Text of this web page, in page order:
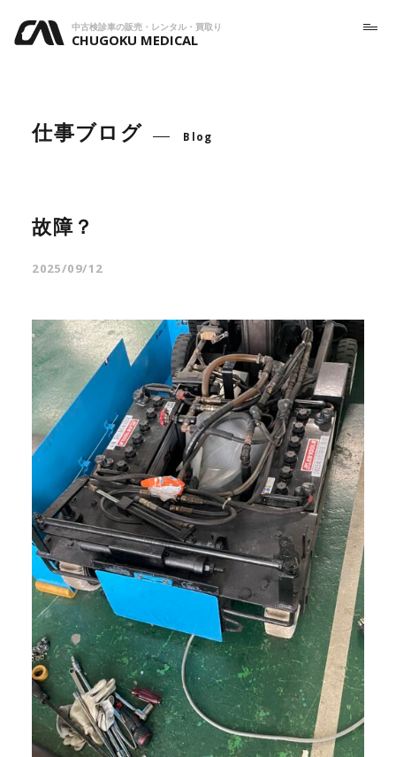
中古検診車の販売・レンタル・買取り
CHUGOKU MEDICAL
仕事ブログ Blog
故障？
2025/09/12